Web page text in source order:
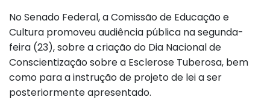
No Senado Federal, a Comissão de Educação e
Cultura promoveu audiência pública na segunda-
feira (23), sobre a criação do Dia Nacional de
Conscientização sobre a Esclerose Tuberosa, bem
como para a instrução de projeto de lei a ser
posteriormente apresentado.